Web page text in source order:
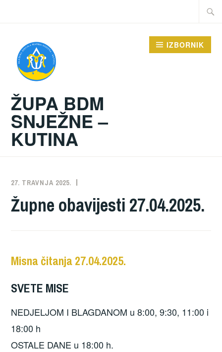
Traži:
ŽUPA BDM
SNJEŽNE –
KUTINA
IZBORNIK
27. TRAVNJA 2025.
Župne obavijesti 27.04.2025.
Misna čitanja 27.04.2025.
SVETE MISE
NEDJELJOM I BLAGDANOM u 8:00, 9:30, 11:00 i
18:00 h
OSTALE DANE u 18:00 h.